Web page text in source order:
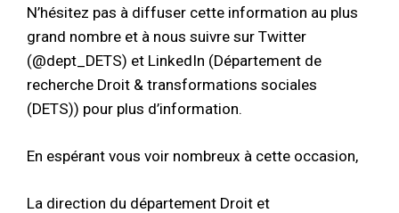
N’hésitez pas à diffuser cette information au plus
grand nombre et à nous suivre sur Twitter
(@dept_DETS) et LinkedIn (Département de
recherche Droit & transformations sociales
(DETS)) pour plus d’information.
En espérant vous voir nombreux à cette occasion,
La direction du département Droit et